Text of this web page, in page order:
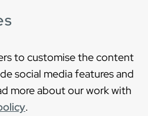
to customise the content
social media features and
more about our work with
.